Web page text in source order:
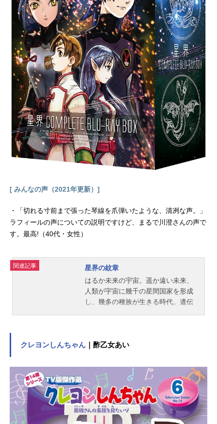
二人で一緒に住むことを許すのだっ
た。新居は、桜庭家が代々別荘とし
て使っていた洋館。そこで葵の後見
人である神楽崎雅と一緒に住むこと
になり、その後薫の大学の写真部の
後輩、ティナ・フォスターと水無月
妙子が同居することに。葵は桜庭の
スキャンダルを防ぐ為に、薫の許婚
であることを伏せ、館の大家として
振舞うことを雅に約束させられるの
だった。その後、幼い頃に薫と出会
い今でも薫のことを想い続けている
美幸繭や、妙子のいとこで薫のこと
を兄のように慕う水無月ちかも現
れ、薫の館での生活は賑やかなもの
になるが、そんな中でも薫と葵は互
時、葵の父親が強引に縁談を決め葵
[ みんなの声（2021年更新）]
・「切れる寸前まで張った琴線を爪弾いたような、清冽な声。」
ラフィールの声についての説明ですけど、まるで川澄さんの声で
す。最高!（40代・女性）
関連記事
星界の紋章
はるか未来の宇宙。遥か遠い未来、
人類が宇宙に幾千の星間国家を形成
し、幾多の種族が生きる時代。遺伝
国「アーヴによる人類帝国」を築い
突如「アーヴによる人類帝国」の侵
略を受ける。政府主席の息子だった
ジント・リンは、父の政治工作によ
り自らの意志と関係なくアーヴ貴族
となり、裏切り者と呼ばれながら故
郷の星を離れる。貴族の義務である
クレヨンしんちゃん ｜酢乙女あい